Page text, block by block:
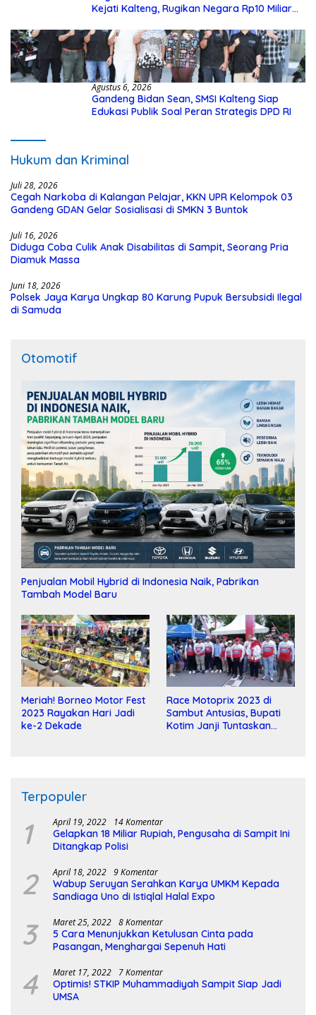
Kejati Kalteng, Rugikan Negara Rp10 Miliar
Agustus 6, 2026
Gandeng Bidan Sean, SMSI Kalteng Siap
Edukasi Publik Soal Peran Strategis DPD RI
Hukum dan Kriminal
Juli 28, 2026
Cegah Narkoba di Kalangan Pelajar, KKN UPR Kelompok 03
Gandeng GDAN Gelar Sosialisasi di SMKN 3 Buntok
Juli 16, 2026
Diduga Coba Culik Anak Disabilitas di Sampit, Seorang Pria
Diamuk Massa
Juni 18, 2026
Polsek Jaya Karya Ungkap 80 Karung Pupuk Bersubsidi Ilegal
di Samuda
Otomotif
Penjualan Mobil Hybrid di Indonesia Naik, Pabrikan
Tambah Model Baru
Meriah! Borneo Motor Fest
2023 Rayakan Hari Jadi
ke-2 Dekade
Race Motoprix 2023 di
Sambut Antusias, Bupati
Kotim Janji Tuntaskan
Terpopuler
1 April 19, 2022 14 Komentar
Gelapkan 18 Miliar Rupiah, Pengusaha di Sampit Ini
Ditangkap Polisi
2 April 18, 2022 9 Komentar
Wabup Seruyan Serahkan Karya UMKM Kepada
Sandiaga Uno di Istiqlal Halal Expo
3 Maret 25, 2022 8 Komentar
5 Cara Menunjukkan Ketulusan Cinta pada
Pasangan, Menghargai Sepenuh Hati
4 Maret 17, 2022 7 Komentar
Optimis! STKIP Muhammadiyah Sampit Siap Jadi
UMSA